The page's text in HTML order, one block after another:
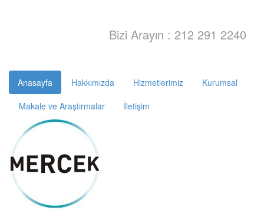
Bizi Arayın : 212 291 2240
Anasayfa Hakkımızda Hizmetlerimiz
Kurumsal
Makale ve Araştırmalar
İletişim